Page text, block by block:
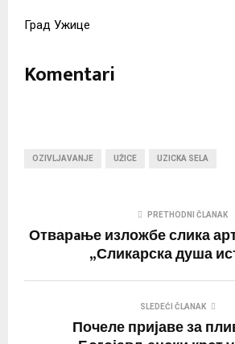
Град Ужице
Komentari
OZIVLJAVANJE UŽICE UZICKA SELA
PRETHODNI ČLANAK
Отварaње изложбе слика
„Сликарска душа
SLEDEĆI ČLANAK
Почеле пријаве за